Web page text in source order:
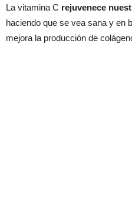
La vitamina C rejuvenece
haciendo que se vea sana y en
mejora la producción de